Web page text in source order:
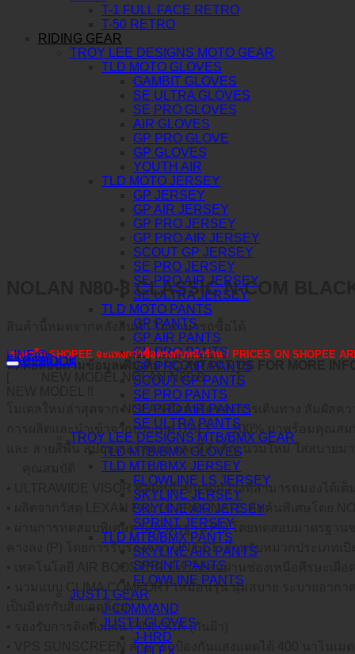
T-1 FULL FACE RETRO
T-50 RETRO
RIDING GEAR
TROY LEE DESIGNS MOTO GEAR
TLD MOTO GLOVES
GAMBIT GLOVES
SE ULTRA GLOVES
SE PRO GLOVES
AIR GLOVES
GP PRO GLOVE
GP GLOVES
YOUTH AIR
TLD MOTO JERSEY
GP JERSEY
GP AIR JERSEY
GP PRO JERSEY
GP PRO AIR JERSEY
SCOUT GP JERSEY
SE PRO JERSEY
SE PRO AIR JERSEY
SE ULTRA JERSEY
TLD MOTO PANTS
GP PANTS
GP AIR PANTS
GP PRO PANTS
GP PRO AIR PANTS
SCOUT GP PANTS
SE PRO PANTS
SE PRO AIR PANTS
SE ULTRA PANTS
TROY LEE DESIGNS MTB/BMX GEAR
TLD MTB/BMX GLOVES
TLD MTB/BMX JERSEY
FLOWLINE LS JERSEY
SKYLINE JERSEY
SKYLINE AIR JERSEY
SPRINT JERSEY
TLD MTB/BMX PANTS
SKYLINE AIR PANTS
SPRINT PANTS
FLOWLINE PANTS
JUST1 GEAR
J-COMMAND
JUST1 GLOVES
J-HRD
J-FLEX
NOLAN N80-8 CLASSIC N-COM
สินค้านี้หมดจากคลังสินค้า ไม่สามารถซื้อได้
*ราคาใน SHOPEE จะแพงกว่าซื้อตรงกับหน้าร้าน / PRICES ON SHOPEE
ติดต่อสอบถามข้อมูลเพิ่มเติม / CONTACT US FOR MORE
LINE@
FACEBOOK
คำอธิบาย
NEW MODEL NOLAN N80-8
]
โมเดลใหม่ล่าสุดจาก NOLANขีดจำกัดของการเดินทาง สัมผัส
การผลิตและนำเข้าจากประเทศ ITALY
100% มาพร้อมคุณสม
และ ลายสีพื้น สปอยเลอร์สุดเท่ และที่สำคัญ นวมใหม่ ใส่สบายม
• ULTRAWIDE VISOR ชิลด์หน้าขนาดกว้างที่สามารถมองได้เต็ม
• ผลิตจากวัสดุ LEXAN POLYCARBONATE คิดค้นพิเศษโดย
• ผ่านการทดสอบพิเศษตามมาตรฐาน P/J โดยทดสอบมาตรฐ
คางลง (P) โดยการรับรองจาก UN/ECE สำหรับหมวกประเภทเปิ
• เทคโนโลยี AIR BOOSTER ที่ทำให้ลมผ่านช่องเหนือศีรษะเผื่
• นวมแบบ CLIMA COMFORT เหมือนรุ่น นุ่มสบาย ระบายอาก
เป็นมิตรกับสิ่งแวดล้อม
• รองรับการติดตั้งแผ่น PINLOCK (กันฝ้า)
• VPS SUNSCREEN สามารถป้องกันแสงแดดได้ 400 นาโนเมตร